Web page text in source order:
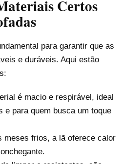
Certos
para garantir que as
e duráveis. Aqui estão
é macio e respirável, ideal
e para quem busca um toque
meses frios, a lã oferece calor